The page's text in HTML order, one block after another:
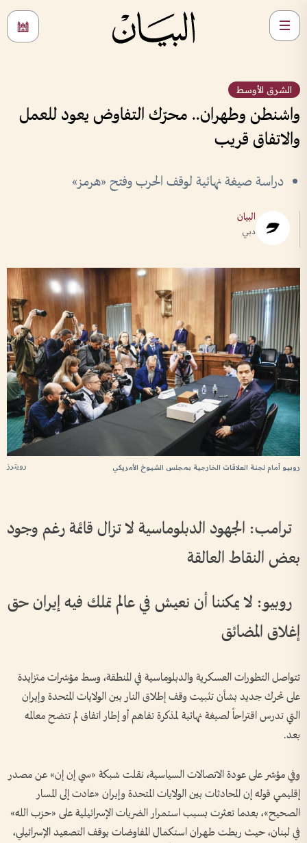
الشرق الأوسط
واشنطن وطهران.. محرّك التفاوض يعود للعمل
والاتفاق قريب
دراسة صيغة نهائية لوقف الحرب وفتح «هرمز»
البيان
دبي
رويترز روبيو أمام لجنة العلاقات الخارجية بمجلس الشيوخ الأمريكي
ترامب: الجهود الدبلوماسية لا تزال قائمة رغم وجود
بعض النقاط العالقة
روبيو: لا يمكننا أن نعيش في عالم تملك فيه إيران حق
إغلاق المضائق
تتواصل التطورات العسكرية والدبلوماسية في المنطقة، وسط مؤشرات متزايدة
على تحرك جديد بشأن تثبيت وقف إطلاق النار بين الولايات المتحدة وإيران
التي تدرس اقتراحاً لصيغة نهائية لمذكرة تفاهم أو إطار اتفاق لم تتضح معالمه
بعد.
وفي مؤشر على عودة الاتصالات السياسية، نقلت شبكة «سي إن إن» عن مصدر
إقليمي قوله إن المحادثات بين الولايات المتحدة وإيران «عادت إلى المسار
الصحيح»، بعدما تعثرت بسبب استمرار الضربات الإسرائيلية على «حزب الله»
في لبنان، حيث ربطت طهران استكمال المفاوضات بوقف التصعيد الإسرائيلي،